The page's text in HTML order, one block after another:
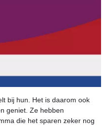
bij hun. Het is daarom ook
geniet. Ze hebben
die het sparen zeker nog